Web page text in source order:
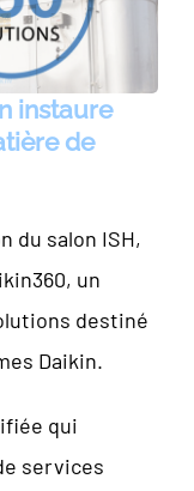
instaure
de
du salon ISH,
un
destiné
Daikin.
qui
services